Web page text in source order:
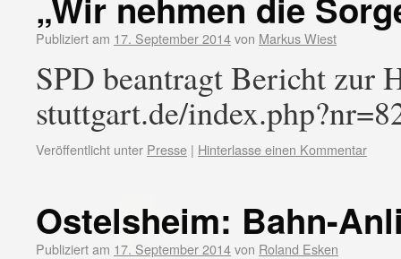
Publiziert am 17. September 2014von Markus Wiest
SPD beantragt Bericht zur
stuttgart.de/
Veröffentlicht unter Presse | Hinterlasse einen Kommentar
Ostelsheim: Bahn-
Publiziert am 17. September 2014von Roland Esken